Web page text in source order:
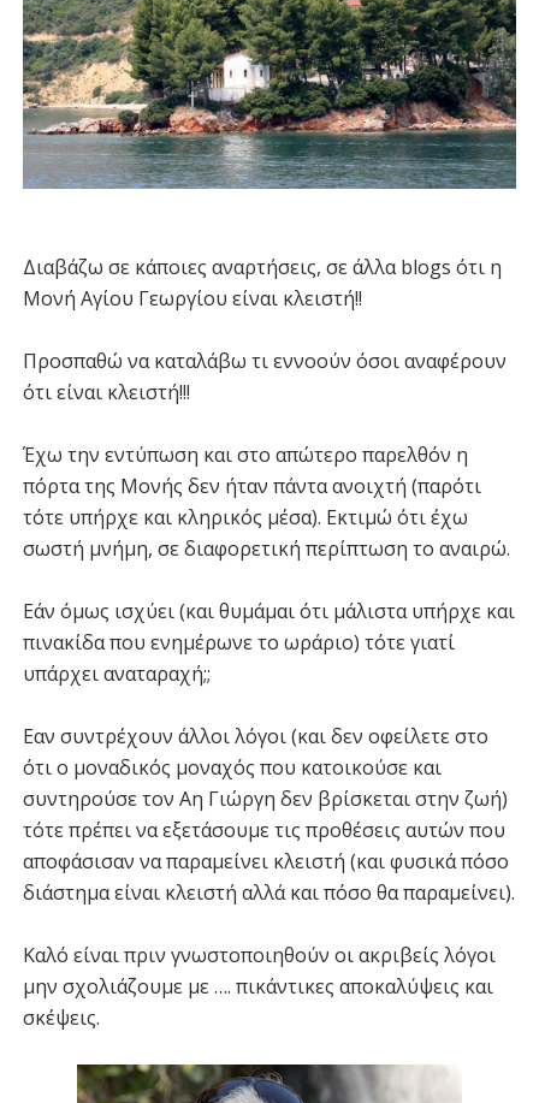
Διαβάζω σε κάποιες αναρτήσεις, σε άλλα blogs ότι η
Μονή Αγίου Γεωργίου είναι κλειστή!!
Προσπαθώ να καταλάβω τι εννοούν όσοι αναφέρουν
ότι είναι κλειστή!!!
Έχω την εντύπωση και στο απώτερο παρελθόν η
πόρτα της Μονής δεν ήταν πάντα ανοιχτή (παρότι
τότε υπήρχε και κληρικός μέσα). Εκτιμώ ότι έχω
σωστή μνήμη, σε διαφορετική περίπτωση το αναιρώ.
Εάν όμως ισχύει (και θυμάμαι ότι μάλιστα υπήρχε και
πινακίδα που ενημέρωνε το ωράριο) τότε γιατί
υπάρχει αναταραχή;;
Eαν συντρέχουν άλλοι λόγοι (και δεν οφείλετε στο
ότι ο μοναδικός μοναχός που κατοικούσε και
συντηρούσε τον Αη Γιώργη δεν βρίσκεται στην ζωή)
τότε πρέπει να εξετάσουμε τις προθέσεις αυτών που
αποφάσισαν να παραμείνει κλειστή (και φυσικά πόσο
διάστημα είναι κλειστή αλλά και πόσο θα παραμείνει).
Καλό είναι πριν γνωστοποιηθούν οι ακριβείς λόγοι
μην σχολιάζουμε με …. πικάντικες αποκαλύψεις και
σκέψεις.